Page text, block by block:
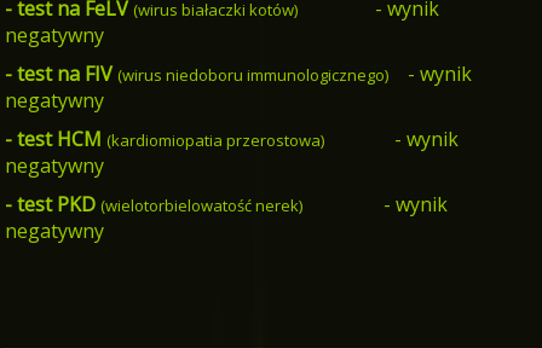
- test na FeLV (wirus białaczki kotów)
- wynik
negatywny
- test na FIV (wirus niedoboru immunologicznego)
- wynik
negatywny
- test HCM (kardiomiopatia przerostowa)
- wynik
negatywny
- test PKD (wielotorbielowatość nerek)
- wynik
negatywny